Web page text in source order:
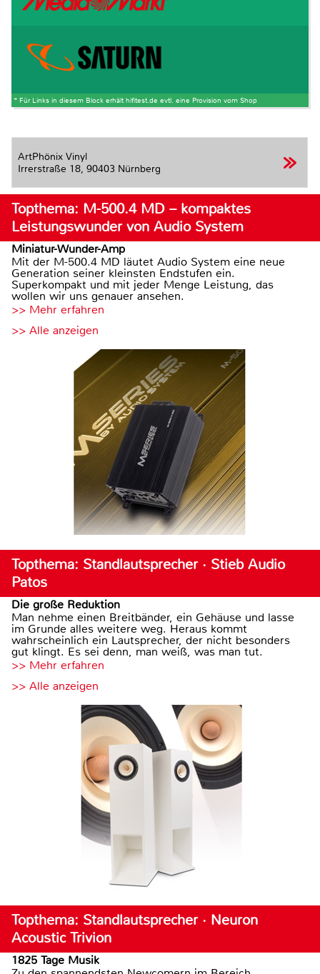
* Für Links in diesem Block erhält hifitest.de evtl. eine Provision vom Shop
ArtPhönix Vinyl
Irrerstraße 18, 90403 Nürnberg
Topthema: M-500.4 MD – kompaktes
Leistungswunder von Audio System
Miniatur-Wunder-Amp
Mit der M-500.4 MD läutet Audio System eine neue
Generation seiner kleinsten Endstufen ein.
Superkompakt und mit jeder Menge Leistung, das
wollen wir uns genauer ansehen.
>> Mehr erfahren
>> Alle anzeigen
Topthema: Standlautsprecher · Stieb Audio
Patos
Die große Reduktion
Man nehme einen Breitbänder, ein Gehäuse und lasse
im Grunde alles weitere weg. Heraus kommt
wahrscheinlich ein Lautsprecher, der nicht besonders
gut klingt. Es sei denn, man weiß, was man tut.
>> Mehr erfahren
>> Alle anzeigen
Topthema: Standlautsprecher · Neuron
Acoustic Trivion
1825 Tage Musik